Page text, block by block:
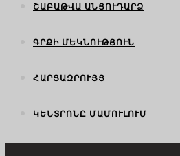
ՇԱԲԱԹՎԱ ԱՆՑՈՒԴԱՐՁ
ԳՐՔԻ ՄԵԿՆՈՒԹՅՈՒՆ
ՀԱՐՑԱԶՐՈՒՅՑ
ԿԵՆՏՐՈՆԸ ՄԱՄՈՒԼՈՒՄ